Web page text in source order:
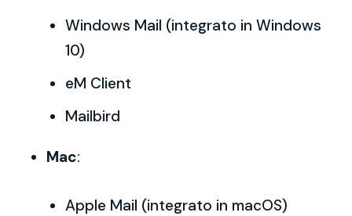
Windows Mail (integrato in Windows
10)
eM Client
Mailbird
Mac:
Apple Mail (integrato in macOS)